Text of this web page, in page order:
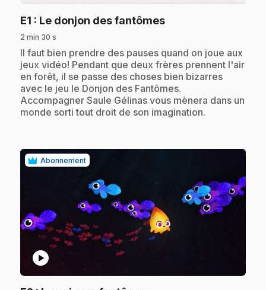
E1 : Le donjon des fantômes.
2 min 30 s
.Il faut bien prendre des pauses quand on joue aux
jeux vidéo! Pendant que deux frères prennent l'air
en forêt, il se passe des choses bien bizarres
avec le jeu le Donjon des Fantômes.
Accompagner Saule Gélinas vous mènera dans un
monde sorti tout droit de son imagination.
Abonnement
play_circle